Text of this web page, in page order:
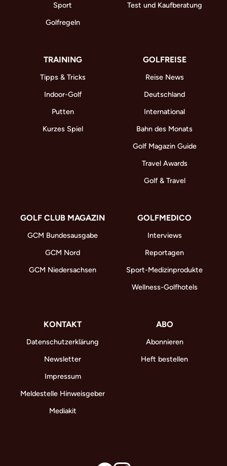
Sport
Golfregeln
Test und Kaufberatung
TRAINING
Tipps & Tricks
Indoor-Golf
Putten
Kurzes Spiel
GOLFREISE
Reise News
Deutschland
International
Bahn des Monats
Golf Magazin Guide
Travel Awards
Golf & Travel
GOLF CLUB MAGAZIN
GCM Bundesausgabe
GCM Nord
GCM Niedersachsen
GOLFMEDICO
Interviews
Reportagen
Sport-Medizinprodukte
Wellness-Golfhotels
KONTAKT
Datenschutzerklärung
Newsletter
Impressum
Meldestelle Hinweisgeber
Mediakit
ABO
Abonnieren
Heft bestellen